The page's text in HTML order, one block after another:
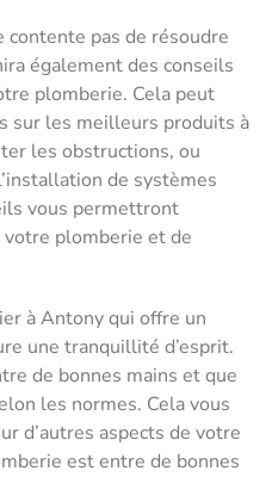
pas de résoudre
également des conseils
plomberie. Cela peut
sur les meilleurs produits à
les obstructions, ou
de systèmes
vous permettront
votre plomberie et de
à Antony qui offre un
une tranquillité d’esprit.
de bonnes mains et que
les normes. Cela vous
d’autres aspects de votre
est entre de bonnes